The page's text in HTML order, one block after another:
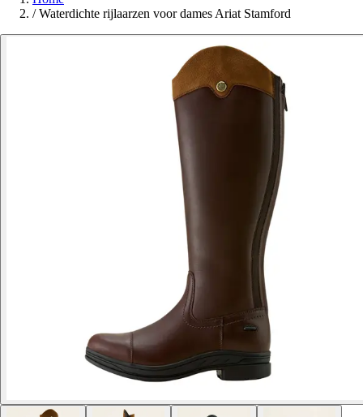
/ Waterdichte rijlaarzen voor dames Ariat Stamford